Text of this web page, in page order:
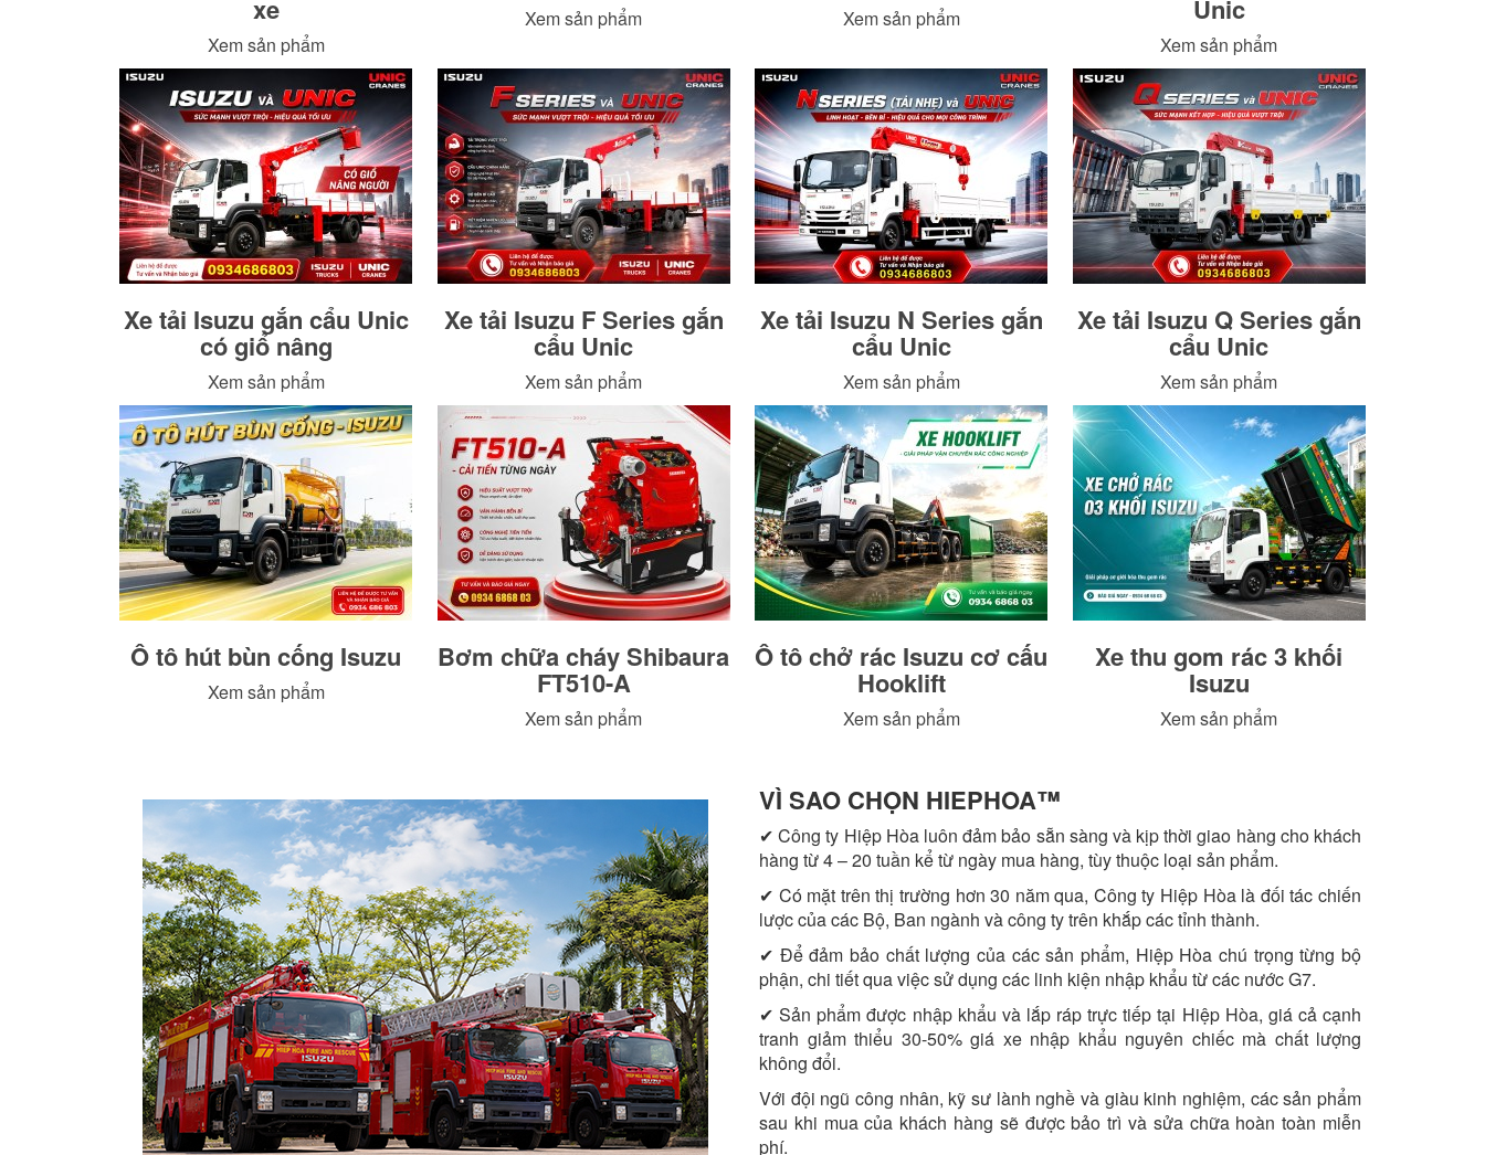
xe
Xem sản phẩm
Xem sản phẩm Xem sản phẩm Unic
Xem sản phẩm
Xe tải Isuzu gắn cẩu Unic
có giổ nâng
Xem sản phẩm
Xe tải Isuzu F Series gắn
cẩu Unic
Xem sản phẩm
Xe tải Isuzu N Series gắn
cẩu Unic
Xem sản phẩm
Xe tải Isuzu Q Series gắn
cẩu Unic
Xem sản phẩm
Ô tô hút bùn cống Isuzu
Xem sản phẩm
Bơm chữa cháy Shibaura
FT510-A
Xem sản phẩm
Ô tô chở rác Isuzu cơ cấu
Hooklift
Xem sản phẩm
Xe thu gom rác 3 khối
Isuzu
Xem sản phẩm
VÌ SAO CHỌN HIEPHOA™️
✔ Công ty Hiệp Hòa luôn đảm bảo sẵn sàng và kịp thời giao hàng cho khách
hàng từ 4 – 20 tuần kể từ ngày mua hàng, tùy thuộc loại sản phẩm.
✔ Có mặt trên thị trường hơn 30 năm qua, Công ty Hiệp Hòa là đối tác chiến
lược của các Bộ, Ban ngành và công ty trên khắp các tỉnh thành.
✔ Để đảm bảo chất lượng của các sản phẩm, Hiệp Hòa chú trọng từng bộ
phận, chi tiết qua việc sử dụng các linh kiện nhập khẩu từ các nước G7.
✔ Sản phẩm được nhập khẩu và lắp ráp trực tiếp tại Hiệp Hòa, giá cả cạnh
tranh giảm thiểu 30-50% giá xe nhập khẩu nguyên chiếc mà chất lượng
không đổi.
Với đội ngũ công nhân, kỹ sư lành nghề và giàu kinh nghiệm, các sản phẩm
sau khi mua của khách hàng sẽ được bảo trì và sửa chữa hoàn toàn miễn
phí.